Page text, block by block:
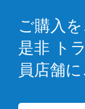
ご購入
是非 ト
員店舗